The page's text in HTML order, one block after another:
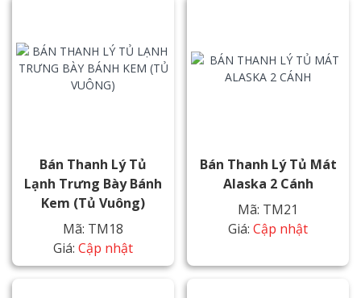
Bán Thanh Lý Tủ
Lạnh Trưng Bày Bánh
Kem (Tủ Vuông)
Mã: TM18
Giá: Cập nhật
Bán Thanh Lý Tủ Mát
Alaska 2 Cánh
Mã: TM21
Giá: Cập nhật